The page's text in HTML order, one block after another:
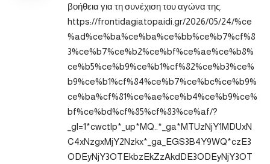
βοήθεια για τη συνέχιση του αγώνα της.
https://frontidagiatopaidi.gr/2026/05/24/%ce
%ad%ce%ba%ce%ba%ce%bb%ce%b7%cf%8
3%ce%b7%ce%b2%ce%bf%ce%ae%ce%b8%
ce%b5%ce%b9%ce%b1%cf%82%ce%b3%ce%
b9%ce%b1%cf%84%ce%b7%ce%bc%ce%b9%
ce%ba%cf%81%ce%ae%ce%b4%ce%b9%ce%
bf%ce%bd%cf%85%cf%83%ce%af/?
_gl=1*cwctlp*_up*MQ..*_ga*MTUzNjY1MDUxN
C4xNzgxMjY2Nzkx*_ga_EGS3B4Y9WQ*czE3
ODEyNjY3OTEkbzEkZzAkdDE3ODEyNjY3OT